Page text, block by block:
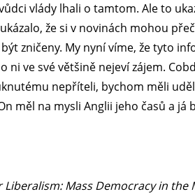
vlády lhali o tamtom. Ale to
že si v novinách mohou
zničeny. My nyní víme, že tyto
ni ve své většině nejeví zájem.
nepříteli, bychom měli
měl na mysli Anglii jeho časů a
Liberalism: Mass Democracy in